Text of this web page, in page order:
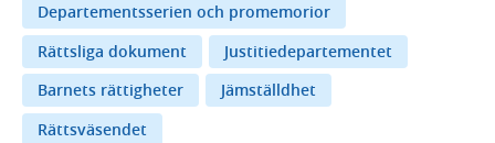
Departementsserien och promemorior
Rättsliga dokument
Justitiedepartementet
Barnets rättigheter
Jämställdhet
Rättsväsendet